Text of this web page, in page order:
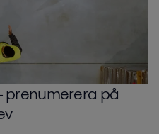
prenumerera på